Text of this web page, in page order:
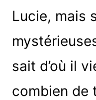
Lucie, mais
sait d’où il
combien de